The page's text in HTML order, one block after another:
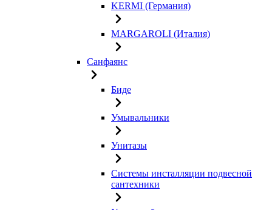
KERMI (Германия)
MARGAROLI (Италия)
Санфаянс
Биде
Умывальники
Унитазы
Системы инсталляции подвесной
сантехники